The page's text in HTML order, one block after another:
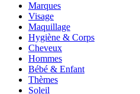
Marques
Visage
Maquillage
Hygiène & Corps
Cheveux
Hommes
Bébé & Enfant
Thèmes
Soleil